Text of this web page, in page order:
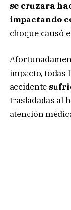
se cruzara
impactando
choque causó
impacto, todas
accidente
trasladadas al
atención